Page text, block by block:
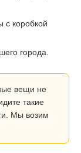
с коробкой
города.
вещи не
такие
Мы возим